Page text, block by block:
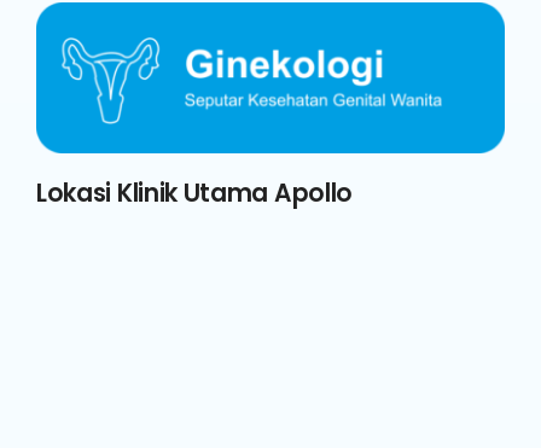
Lokasi Klinik Utama Apollo